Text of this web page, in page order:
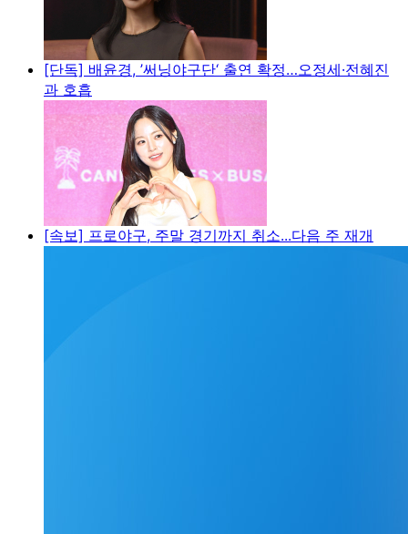
[단독] 배윤경, ’써닝야구단‘ 출연 확정…오정세·전혜진
과 호흡
[속보] 프로야구, 주말 경기까지 취소...다음 주 재개